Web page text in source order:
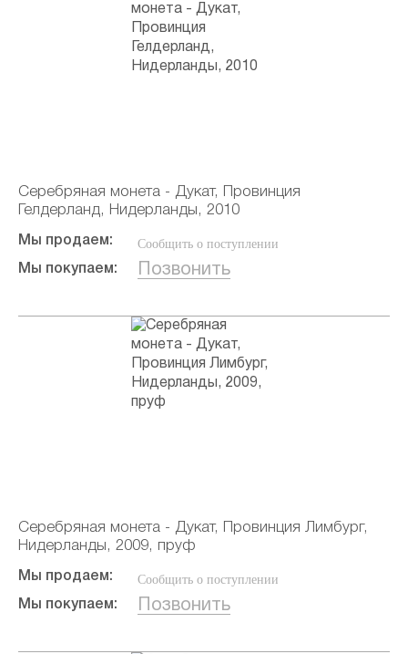
Серебряная монета - Дукат, Провинция
Гелдерланд, Нидерланды, 2010
Мы продаем: Сообщить о поступлении
Мы покупаем: Позвонить
Серебряная монета - Дукат, Провинция Лимбург,
Нидерланды, 2009, пруф
Мы продаем: Сообщить о поступлении
Мы покупаем: Позвонить